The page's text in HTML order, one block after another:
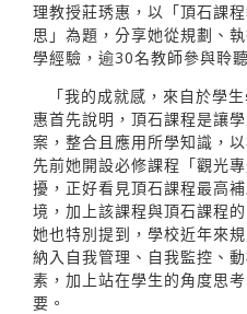
理教授莊琇惠，以「頂石課
思」為題，分享她從規劃、
學經驗，逾30名教師參與聆聽
「我的成就感，來自於學
惠首先說明，頂石課程是讓
案，整合且應用所學知識，
先前她開設必修課程「觀光
擾，正好看見頂石課程最高
境，加上該課程與頂石課程
她也特別提到，學校近年來
納入自我管理、自我監控、
素，加上站在學生的角度思
要。